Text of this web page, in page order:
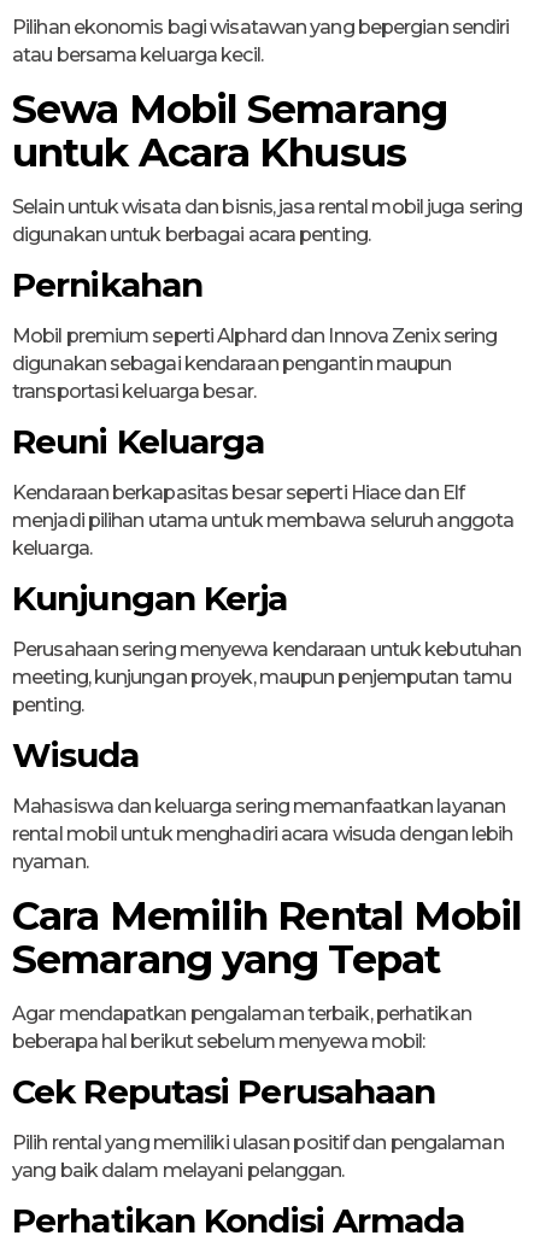
Pilihan ekonomis bagi wisatawan yang bepergian sendiri
atau bersama keluarga kecil.
Sewa Mobil Semarang
untuk Acara Khusus
Selain untuk wisata dan bisnis, jasa rental mobil juga sering
digunakan untuk berbagai acara penting.
Pernikahan
Mobil premium seperti Alphard dan Innova Zenix sering
digunakan sebagai kendaraan pengantin maupun
transportasi keluarga besar.
Reuni Keluarga
Kendaraan berkapasitas besar seperti Hiace dan Elf
menjadi pilihan utama untuk membawa seluruh anggota
keluarga.
Kunjungan Kerja
Perusahaan sering menyewa kendaraan untuk kebutuhan
meeting, kunjungan proyek, maupun penjemputan tamu
penting.
Wisuda
Mahasiswa dan keluarga sering memanfaatkan layanan
rental mobil untuk menghadiri acara wisuda dengan lebih
nyaman.
Cara Memilih Rental Mobil
Semarang yang Tepat
Agar mendapatkan pengalaman terbaik, perhatikan
beberapa hal berikut sebelum menyewa mobil:
Cek Reputasi Perusahaan
Pilih rental yang memiliki ulasan positif dan pengalaman
yang baik dalam melayani pelanggan.
Perhatikan Kondisi Armada